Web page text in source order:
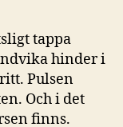
tappa
hinder i
Pulsen
Och i det
finns.